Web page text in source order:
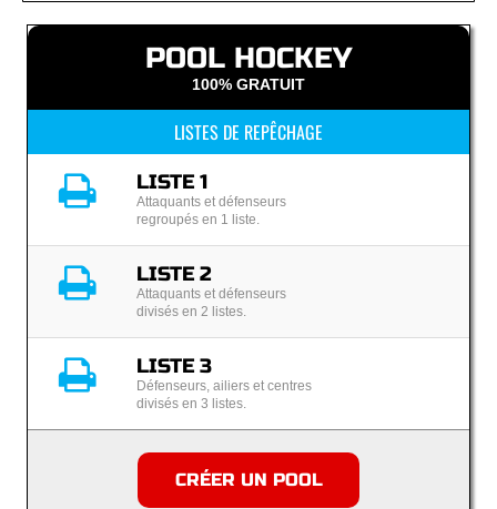
POOL HOCKEY
100% GRATUIT
LISTES DE REPÊCHAGE
LISTE 1
Attaquants et défenseurs
regroupés en 1 liste.
LISTE 2
Attaquants et défenseurs
divisés en 2 listes.
LISTE 3
Défenseurs, ailiers et centres
divisés en 3 listes.
CRÉER UN POOL